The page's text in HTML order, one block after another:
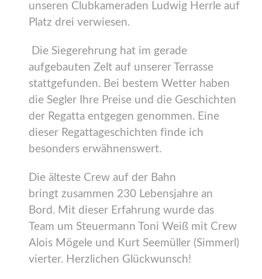
unseren Clubkameraden Ludwig Herrle auf
Platz drei verwiesen.
Die Siegerehrung hat im gerade
aufgebauten Zelt auf unserer Terrasse
stattgefunden. Bei bestem Wetter haben
die Segler Ihre Preise und die Geschichten
der Regatta entgegen genommen. Eine
dieser Regattageschichten finde ich
besonders erwähnenswert.
Die älteste Crew auf der Bahn
bringt zusammen 230 Lebensjahre an
Bord. Mit dieser Erfahrung wurde das
Team um Steuermann Toni Weiß mit Crew
Alois Mögele und Kurt Seemüller (Simmerl)
vierter. Herzlichen Glückwunsch!